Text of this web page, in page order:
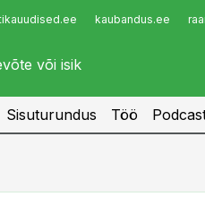
kaubandus.ee
Infopank
Sisuturundus Töö